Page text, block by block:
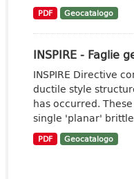
PDF Geocatalogo
INSPIRE - Faglie
INSPIRE Directive
ductile style
has occurred.
single 'planar'
PDF Geocatalogo